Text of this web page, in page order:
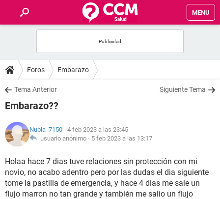
MENU
FOROS
SALUD
NUTRICIÓN
BIENESTAR
SEXUALIDAD
Foros Embarazo
Tema Anterior Siguiente Tema
Embarazo??
Nubia_7150 - 4 feb 2023 a las 23:45
usuario anónimo - 5 feb 2023 a las 13:17
Holaa hace 7 dias tuve relaciones sin protección con mi
novio, no acabo adentro pero por las dudas el dia siguiente
tome la pastilla de emergencia, y hace 4 dias me sale un
flujo marron no tan grande y también me salio un flujo